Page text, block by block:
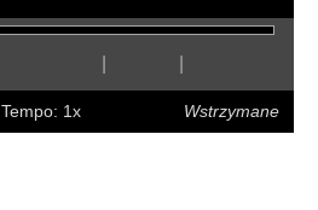
Ukryj
napisy
SzybciejWolniej
na
pełny
Tempo: 1x Wstrzymane